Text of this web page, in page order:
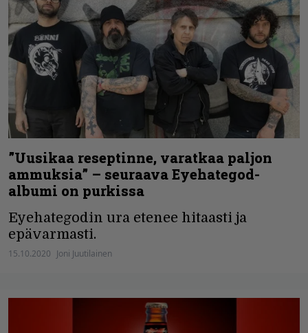
”Uusikaa reseptinne, varatkaa paljon
ammuksia” – seuraava Eyehategod-
albumi on purkissa
Eyehategodin ura etenee hitaasti ja
epävarmasti.
15.10.2020 Joni Juutilainen